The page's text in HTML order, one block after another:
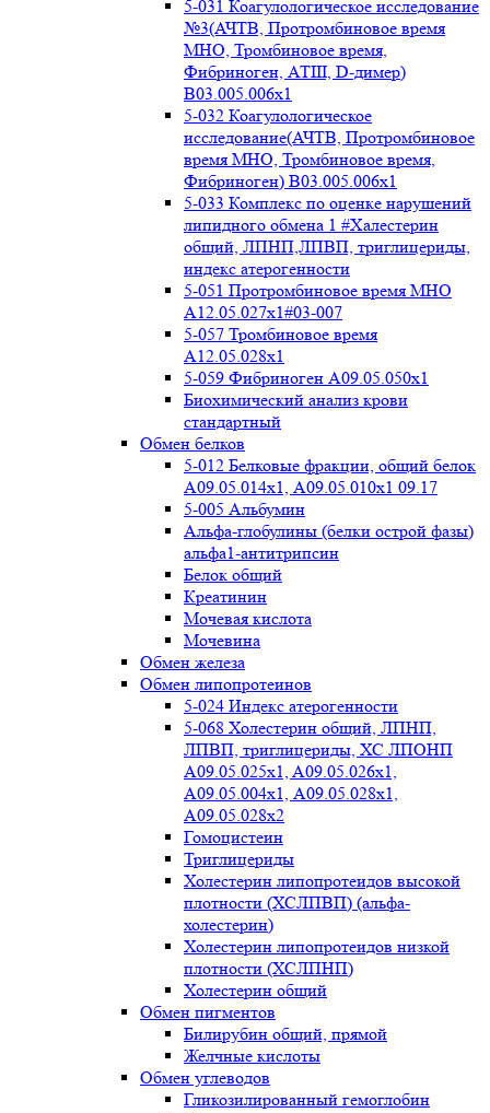
5-031 Коагулологическое исследование
№3(АЧТВ, Протромбиновое время
МНО, Тромбиновое время,
Фибриноген, АТIII, D-димер)
B03.005.006x1
5-032 Коагулологическое
исследование(АЧТВ, Протромбиновое
время МНО, Тромбиновое время,
Фибриноген) B03.005.006x1
5-033 Комплекс по оценке нарушений
липидного обмена 1 #Халестерин
общий, ЛПНП,ЛПВП, триглицериды,
индекс атерогенности
5-051 Протромбиновое время МНО
А12.05.027x1#03-007
5-057 Тромбиновое время
А12.05.028x1
5-059 Фибриноген А09.05.050x1
Биохимический анализ крови
стандартный
Обмен белков
5-012 Белковые фракции, общий белок
А09.05.014х1, А09.05.010х1 09.17
5-005 Альбумин
Альфа-глобулины (белки острой фазы)
альфа1-антитрипсин
Белок общий
Креатинин
Мочевая кислота
Мочевина
Обмен железа
Обмен липопротеинов
5-024 Индекс атерогенности
5-068 Холестерин общий, ЛПНП,
ЛПВП, триглицериды, ХС ЛПОНП
А09.05.025x1, A09.05.026х1,
А09.05.004х1, А09.05.028х1,
А09.05.028х2
Гомоцистеин
Триглицериды
Холестерин липопротеидов высокой
плотности (ХСЛПВП) (альфа-
холестерин)
Холестерин липопротеидов низкой
плотности (ХСЛПНП)
Холестерин общий
Обмен пигментов
Билирубин общий, прямой
Желчные кислоты
Обмен углеводов
Гликозилированный гемоглобин